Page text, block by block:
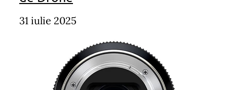
31 iulie 2025